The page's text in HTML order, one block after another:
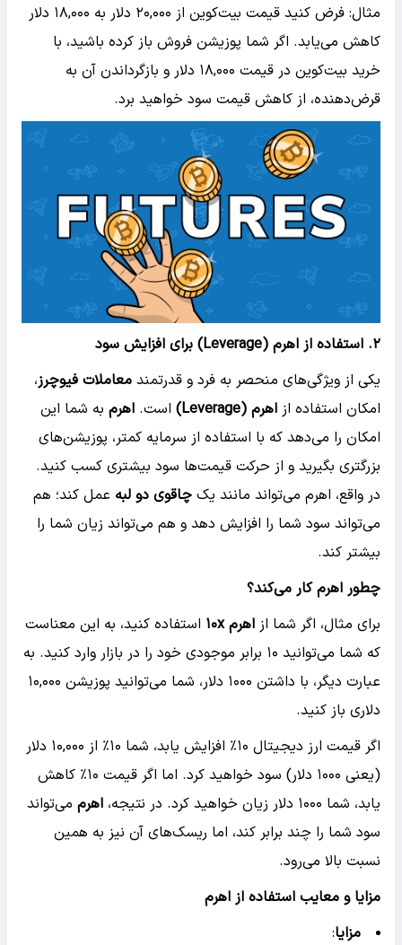
مثال: فرض کنید قیمت بیت‌کوین از ۲۰,۰۰۰ دلار به ۱۸,۰۰۰ دلار
کاهش می‌یابد. اگر شما پوزیشن فروش باز کرده باشید، با
خرید بیت‌کوین در قیمت ۱۸,۰۰۰ دلار و بازگرداندن آن به
قرض‌دهنده، از کاهش قیمت سود خواهید برد.
۲. استفاده از اهرم (Leverage)
برای افزایش سود
یکی از ویژگی‌های منحصر به فرد و قدرتمند معاملات فیوچرز،
امکان استفاده از اهرم (Leverage) است. اهرم به شما این
امکان را می‌دهد که با استفاده از سرمایه کمتر، پوزیشن‌های
بزرگتری بگیرید و از حرکت قیمت‌ها سود بیشتری کسب کنید.
در واقع، اهرم می‌تواند مانند یک چاقوی دو لبه عمل کند؛ هم
می‌تواند سود شما را افزایش دهد و هم می‌تواند زیان شما را
بیشتر کند.
چطور اهرم کار می‌کند؟
برای مثال، اگر شما از اهرم ۱۰x
استفاده کنید، به این معناست
که شما می‌توانید ۱۰ برابر موجودی خود را در بازار وارد کنید. به
عبارت دیگر، با داشتن ۱۰۰۰ دلار، شما می‌توانید پوزیشن ۱۰,۰۰۰
دلاری باز کنید.
اگر قیمت ارز دیجیتال ۱۰٪ افزایش یابد، شما ۱۰٪ از ۱۰,۰۰۰ دلار
(یعنی ۱۰۰۰ دلار) سود خواهید کرد. اما اگر قیمت ۱۰٪ کاهش
یابد، شما ۱۰۰۰ دلار زیان خواهید کرد. در نتیجه،
اهرم می‌تواند
سود شما را چند برابر کند، اما ریسک‌های آن نیز به همین
نسبت بالا می‌رود.
مزایا و معایب استفاده از اهرم
مزایا: